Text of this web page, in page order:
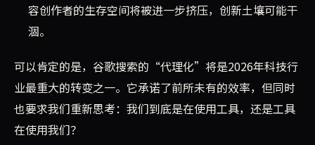
容创作者的生存空间将被进一步挤压，创新土壤可能干
涸。
可以肯定的是，谷歌搜索的“代理化”将是2026年科技行
业最重大的转变之一。它承诺了前所未有的效率，但同时
也要求我们重新思考：我们到底是在使用工具，还是工具
在使用我们？